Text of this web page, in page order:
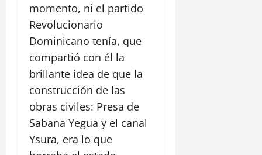
momento, ni el partido
Revolucionario
Dominicano tenía, que
compartió con él la
brillante idea de que la
construcción de las
obras civiles: Presa de
Sabana Yegua y el canal
Ysura, era lo que